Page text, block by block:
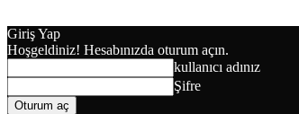
Giriş Yap
Hoşgeldiniz! Hesabınızda oturum açın.
kullanıcı adınız
Şifre